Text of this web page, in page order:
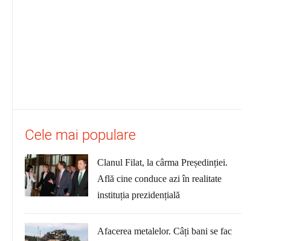
Cele mai populare
Clanul Filat, la cârma Președinției.
Află cine conduce azi în realitate
instituția prezidențială
Afacerea metalelor. Câți bani se fac